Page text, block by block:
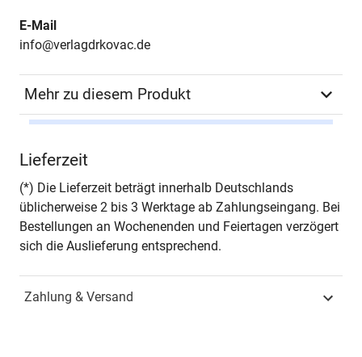
E-Mail
info@verlagdrkovac.de
Mehr zu diesem Produkt
Seiten 332
Jahr Hamburg 2001
Fachdisziplin
Lieferzeit
(*) Die Lieferzeit beträgt innerhalb Deutschlands
üblicherweise 2 bis 3 Werktage ab Zahlungseingang. Bei
Bestellungen an Wochenenden und Feiertagen verzögert
sich die Auslieferung entsprechend.
Zahlung & Versand